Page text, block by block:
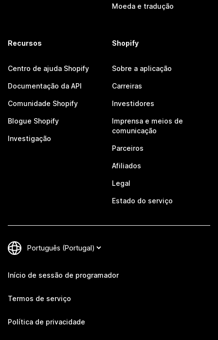
Moeda e tradução
Recursos
Centro de ajuda Shopify
Documentação da API
Comunidade Shopify
Blogue Shopify
Investigação
Shopify
Sobre a aplicação
Carreiras
Investidores
Imprensa e meios de
comunicação
Parceiros
Afiliados
Legal
Estado do serviço
Início de sessão de programador
Termos de serviço
Política de privacidade